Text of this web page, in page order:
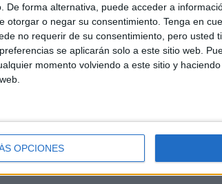
De forma alternativa, puede acceder a
otorgar o negar su consentimiento. Tenga en
no requerir de su consentimiento, pero usted
se aplicarán solo a este sitio web.
momento volviendo a este sitio y
OPCIONES
“las correspondientesTarjetas
de los relacionados”.